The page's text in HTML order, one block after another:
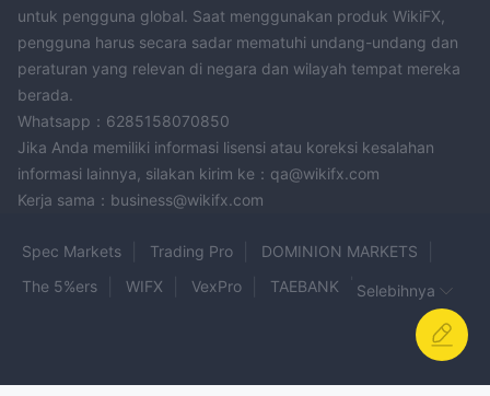
untuk pengguna global. Saat menggunakan produk WikiFX,
pengguna harus secara sadar mematuhi undang-undang dan
peraturan yang relevan di negara dan wilayah tempat mereka
berada.
Whatsapp：6285158070850
Jika Anda memiliki informasi lisensi atau koreksi kesalahan
informasi lainnya, silakan kirim ke：qa@wikifx.com
Kerja sama：business@wikifx.com
Spec Markets Trading Pro
DOMINION MARKETS
The 5%ers
WIFX VexPro
TAEBANK
ÖZBEY ALTIN
FX24 Broker QQ GLOBAL GROUP
Selebihnya